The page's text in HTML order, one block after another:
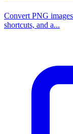
Convert PNG
shortcuts, and a...